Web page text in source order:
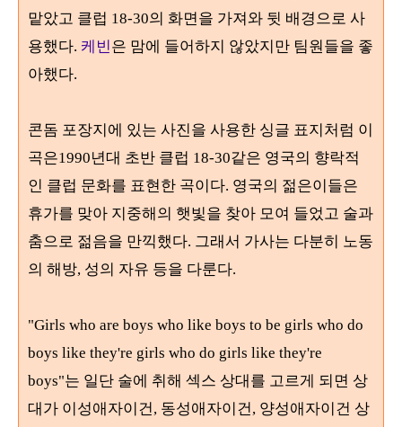
맡았고 클럽 18-30의 화면을 가져와 뒷 배경으로 사
용했다. 케빈은 맘에 들어하지 않았지만 팀원들을 좋
아했다.
콘돔 포장지에 있는 사진을 사용한 싱글 표지처럼 이
곡은1990년대 초반 클럽 18-30같은 영국의 향락적
인 클럽 문화를 표현한 곡이다. 영국의 젊은이들은
휴가를 맞아 지중해의 햇빛을 찾아 모여 들었고 술과
춤으로 젊음을 만끽했다. 그래서 가사는 다분히 노동
의 해방, 성의 자유 등을 다룬다.
"Girls who are boys who like boys to be girls who do
boys like they're girls who do girls like they're
boys"는 일단 술에 취해 섹스 상대를 고르게 되면 상
대가 이성애자이건, 동성애자이건, 양성애자이건 상